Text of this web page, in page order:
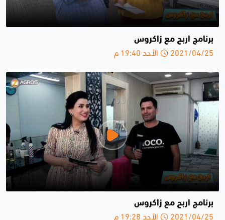
برنامج اربح مع زاكروس
2021/04/25 الأحد 19:40 م
برنامج اربح مع زاكروس
2021/04/25 الأحد 19:28 م